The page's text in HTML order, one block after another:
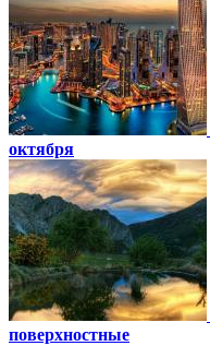
октября
поверхностные